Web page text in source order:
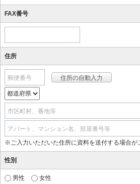
FAX番号
住所
郵便番号
市区町村、番地等
アパート、マンション名、部屋番号等
※ご入力いただいた住所に資料を送付する場合が
性別
男性 女性